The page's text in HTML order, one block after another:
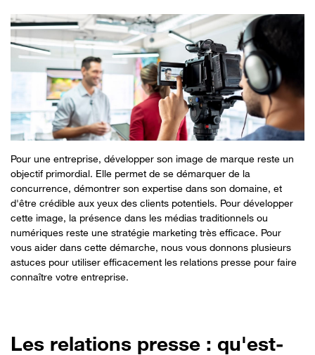
Pour une entreprise, développer son image de marque reste un
objectif primordial. Elle permet de se démarquer de la
concurrence, démontrer son expertise dans son domaine, et
d'être crédible aux yeux des clients potentiels. Pour développer
cette image, la présence dans les médias traditionnels ou
numériques reste une stratégie marketing très efficace. Pour
vous aider dans cette démarche, nous vous donnons plusieurs
astuces pour utiliser efficacement les relations presse pour faire
connaître votre entreprise.
Les relations presse : qu'est-